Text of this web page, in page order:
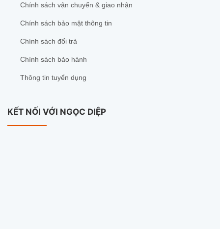
Chính sách vận chuyển & giao nhận
Chính sách bảo mật thông tin
Chính sách đổi trả
Chính sách bảo hành
Thông tin tuyển dụng
KẾT NỐI VỚI NGỌC DIỆP